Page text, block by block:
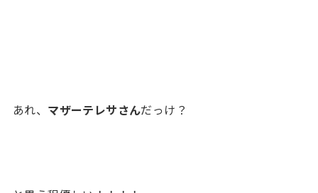
あれ、 マザーテレサさんだっけ？